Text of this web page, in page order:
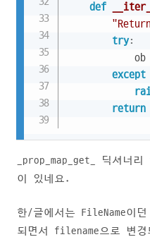
def __iter__
try:
            ob
except
return
_prop_map_get_ 딕셔너
이 있네요.
한/글에서는 FileName이
되면서 filename으로 변경